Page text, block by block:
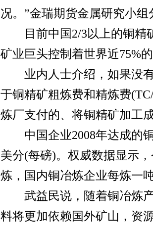
况。”金瑞期货金属研究小
目前中国2/3以上的铜精
矿业巨头控制着世界近75%
业内人士介绍，如果没有
于铜精矿粗炼费和精炼费
炼厂支付的、将铜精矿加工
中国企业2008年达成的铜
美分(每磅)。权威数据显示
炼，国内铜冶炼企业每炼一
武益民说，随着铜冶炼产
料将更加依赖国外矿山，资